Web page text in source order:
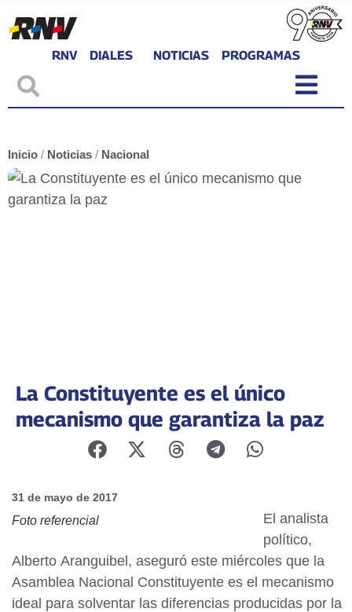
RNV DIALES NOTICIAS PROGRAMAS
Inicio / Noticias / Nacional
La Constituyente es el único
mecanismo que garantiza la paz
31 de mayo de 2017
Foto referencial
El analista
político,
Alberto Aranguibel, aseguró este miércoles que la
Asamblea Nacional Constituyente es el mecanismo
ideal para solventar las diferencias producidas por la